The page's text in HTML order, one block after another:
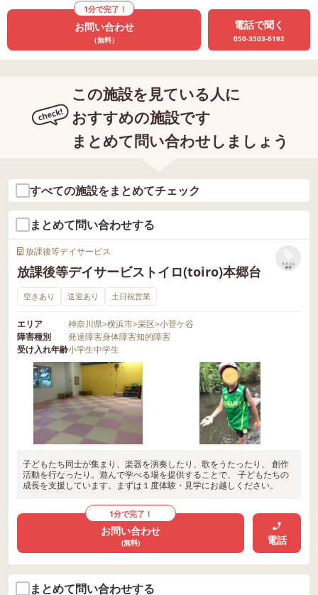
1分で完了！
お問い合わせ
（無料）
電話で聞く
050-3503-6192
この施設を見ている人に
おすすめの施設です
まとめて問い合わせしましょう
すべての施設をまとめてチェック
まとめて問い合わせする
放課後等デイサービス
放課後等デイサービストイロ(toiro)本郷台
リストに
保存
空きあり 送迎あり 土日祝営業
エリア 神奈川県>横浜市>栄区>小菅ケ谷
障害種別
発達障害身体障害知的障害
受け入れ年齢小学生中学生
子どもたち同士が集まり、楽器を演奏したり、歌をうたったり、 創作
活動を行なったり。遊んで学べる場を提供することで、 子どもたちの
成長を支援しています。まずは１度体験・見学にお越しください。
1分で完了！
お問い合わせ
(無料) 電話
まとめて問い合わせする